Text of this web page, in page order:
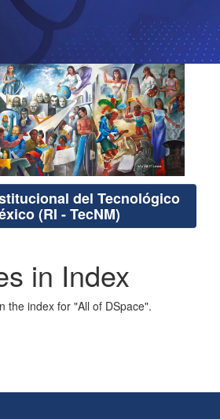
del Tecnológico
(RI - TecNM)
in Index
the index for "All of DSpace".